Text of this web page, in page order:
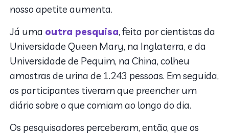
nosso apetite aumenta.
Já uma outra pesquisa, feita por cientistas da
Universidade Queen Mary, na Inglaterra, e da
Universidade de Pequim, na China, colheu
amostras de urina de 1.243 pessoas. Em seguida,
os participantes tiveram que preencher um
diário sobre o que comiam ao longo do dia.
Os pesquisadores perceberam, então, que os